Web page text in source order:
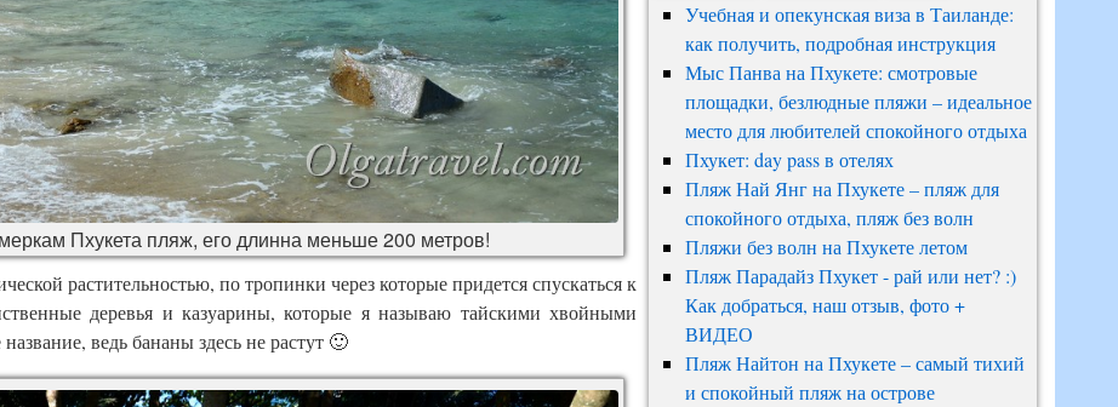
Пхукета пляж, его длинна меньше 200 метров!
растительностью, по тропинки через которые придется спускаться к
деревья и казуарины, которые я называю тайскими хвойными
ведь бананы здесь не растут 🙂
Учебная и опекунская виза в Таиланде:
как получить, подробная инструкция
Мыс Панва на Пхукете: смотровые
площадки, безлюдные пляжи – идеальное
место для любителей спокойного отдыха
Пхукет: day pass в отелях
Пляж Най Янг на Пхукете – пляж для
спокойного отдыха, пляж без волн
Пляжи без волн на Пхукете летом
Пляж Парадайз Пхукет - рай или нет? :)
Как добраться, наш отзыв, фото +
ВИДЕО
Пляж Найтон на Пхукете – самый тихий
и спокойный пляж на острове